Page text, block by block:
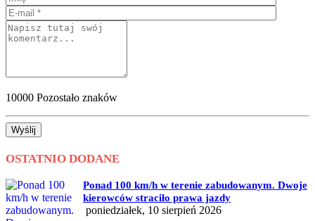
10000 Pozostało znaków
Wyślij
OSTATNIO DODANE
Ponad 100 km/h w terenie zabudowanym. Dwoje
kierowców straciło prawa jazdy
poniedziałek, 10 sierpień 2026